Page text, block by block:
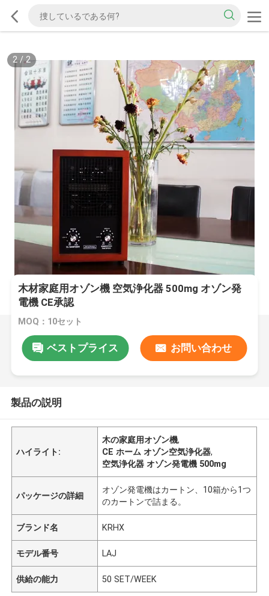
2/2
木材家庭用オゾン機 空気浄化器 500mg オゾン発
電機 CE承認
MOQ：10セット
ベストプライス お問い合わせ
製品の説明
ハイライト:
木の家庭用オゾン機,
CE ホーム オゾン空気浄化器,
空気浄化器 オゾン発電機 500mg
パッケージの詳細
オゾン発電機はカートン、10箱から1つ
のカートンで詰まる。
ブランド名 KRHX
モデル番号 LAJ
供給の能力 50 SET/WEEK